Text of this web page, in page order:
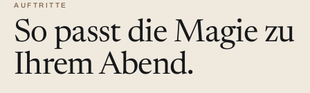
AUFTRITTE
So passt die Magie zu
Ihrem Abend.